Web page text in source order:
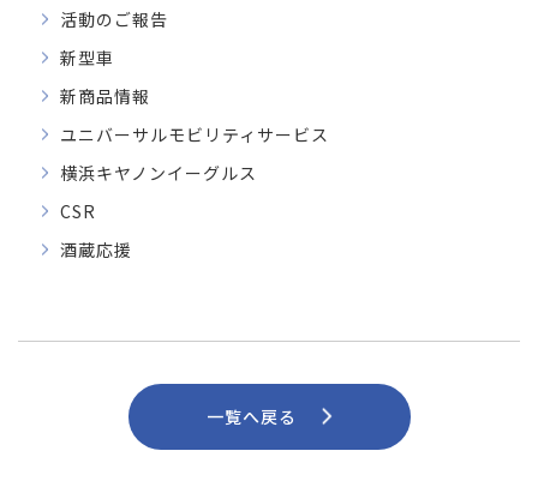
活動のご報告
新型車
新商品情報
ユニバーサルモビリティサービス
横浜キヤノンイーグルス
CSR
酒蔵応援
一覧へ戻る